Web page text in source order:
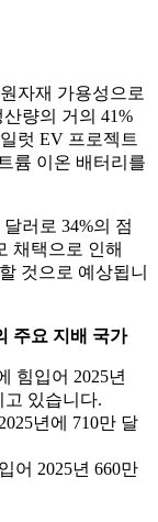
자재 가용성으로
량의 거의 41%
럿 EV 프로젝트
륨 이온 배터리를
러로 34%의 점
채택으로 인해
것으로 예상됩니
주요 지배 국가
힘입어 2025년
고 있습니다.
년에 710만 달
어 2025년 660만